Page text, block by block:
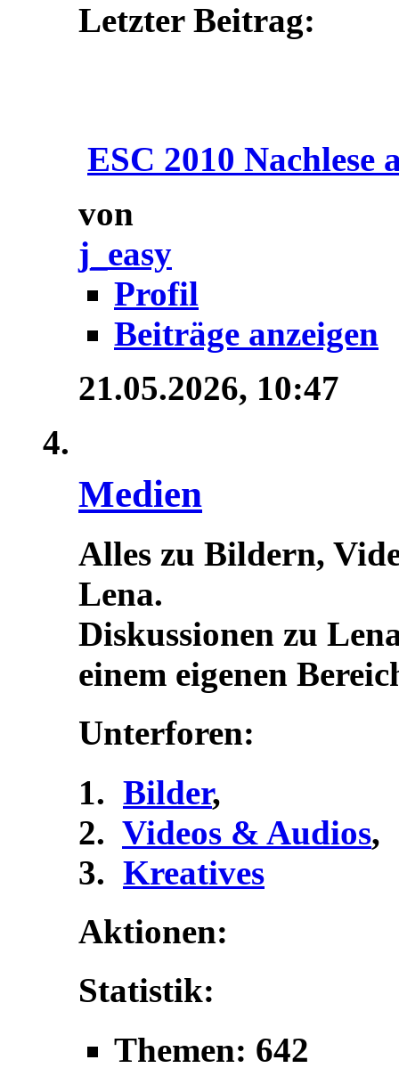
Letzter Beitrag:
ESC 2010 Nachlese
von
j_easy
Profil
Beiträge anzeigen
21.05.2026, 10:47
Medien
Alles zu Bildern,
Lena.
Diskussionen zu
einem eigenen
Unterforen:
Bilder,
Videos & Audios,
Kreatives
Aktionen:
Statistik:
Themen: 642